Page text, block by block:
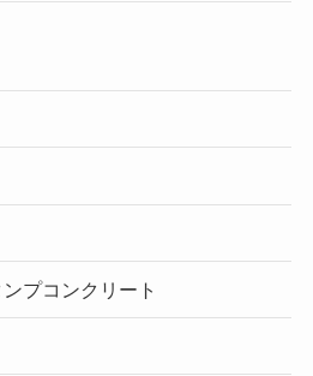
プコンクリート